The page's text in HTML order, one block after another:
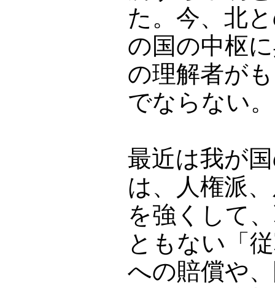
た。今、北
の国の中枢
の理解者が
でならない。
最近は我が
は、人権派
を強くして
ともない「
への賠償や